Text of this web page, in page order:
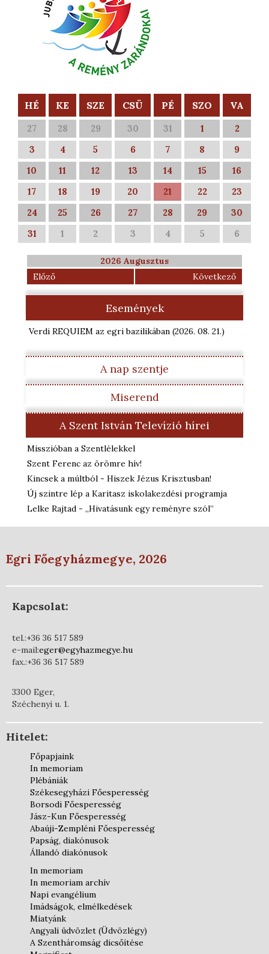
HÉ KE SZE CSÜ PÉ SZO VA
27 28 29 30 31 1
2
3
4 5 6 7 8
9
10
11 12 13 14 15
16
17
18 19 20 21 22
23
24
25 26 27 28 29
30
31
1 2 3 4 5 6
2026 Augusztus
Előző
Következő
Események
Verdi REQUIEM az egri bazilikában (2026. 08. 21.)
A nap szentje
Miserend
A Szent István Televízió hírei
Misszióban a Szentlélekkel
Szent Ferenc az örömre hív!
Kincsek a múltból - Hiszek Jézus Krisztusban!
Új szintre lép a Karitasz iskolakezdési programja
Lelke Rajtad - „Hivatásunk egy reményre szól”
Egri Főegyházmegye, 2026
Kapcsolat:
tel.:+36 36 517 589
e-mail:eger@egyhazmegye.hu
fax.:+36 36 517 589
3300 Eger,
Széchenyi u. 1.
Hitelet:
Főpapjaink
In memoriam
Plébániák
Székesegyházi Főesperesség
Borsodi Főesperesség
Jász-Kun Főesperesség
Abaúji-Zempléni Főesperesség
Papság, diakónusok
Állandó diakónusok
In memoriam
In memoriam archív
Napi evangélium
Imádságok, elmélkedések
Miatyánk
Angyali üdvözlet (Üdvözlégy)
A Szentháromság dicsőítése